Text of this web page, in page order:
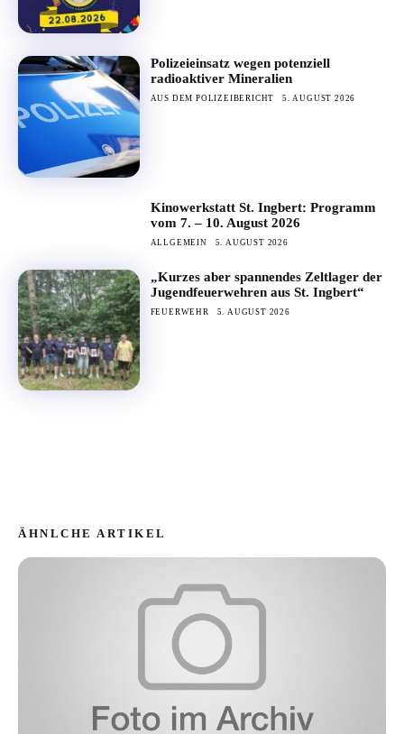
Polizeieinsatz wegen potenziell
radioaktiver Mineralien
AUS DEM POLIZEIBERICHT 5. AUGUST 2026
Kinowerkstatt St. Ingbert: Programm
vom 7. – 10. August 2026
ALLGEMEIN 5. AUGUST 2026
„Kurzes aber spannendes Zeltlager der
Jugendfeuerwehren aus St. Ingbert“
FEUERWEHR 5. AUGUST 2026
ÄHNLCHE ARTIKEL